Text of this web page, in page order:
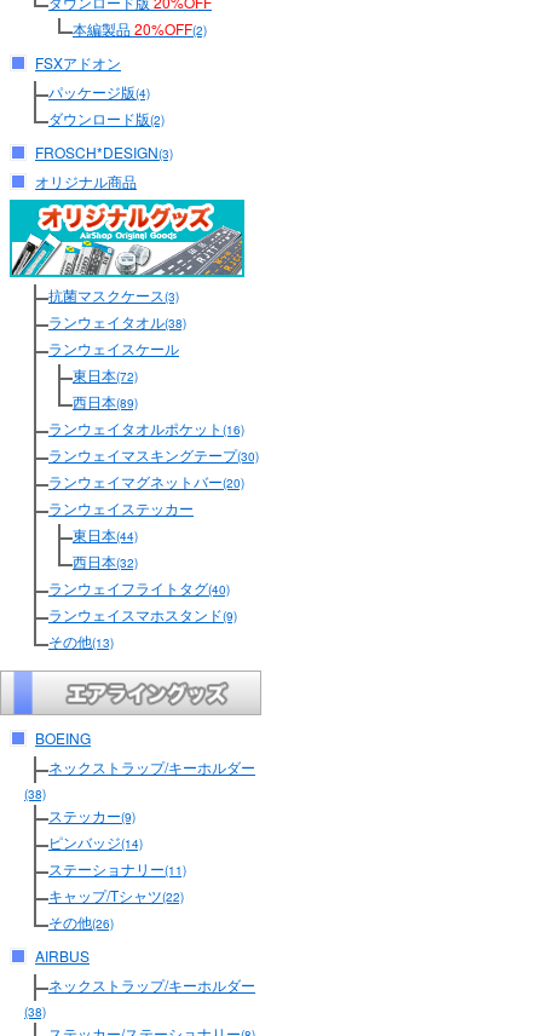
本編製品20%OFF(2)
FSXアドオン
パッケージ版(4)
ダウンロード版(2)
FROSCH*DESIGN(3)
オリジナル商品
抗菌マスクケース(3)
ランウェイタオル(38)
ランウェイスケール
東日本(72)
西日本(89)
ランウェイタオルポケット (16)
ランウェイマスキングテープ(30)
ランウェイマグネットバー(20)
ランウェイステッカー
東日本(44)
西日本(32)
ランウェイフライトタグ(40)
ランウェイスマホスタンド(9)
その他(13)
BOEING
ネックストラップ/キーホルダー
(38)
ステッカー(9)
ピンバッジ(14)
ステーショナリー(11)
キャップ/Tシャツ(22)
その他(26)
AIRBUS
ネックストラップ/キーホルダー
(38)